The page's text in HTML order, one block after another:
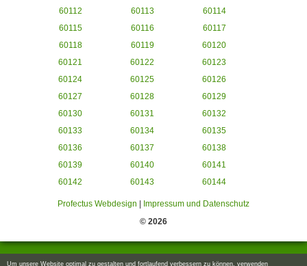
60112
60113
60114
60115
60116
60117
60118
60119
60120
60121
60122
60123
60124
60125
60126
60127
60128
60129
60130
60131
60132
60133
60134
60135
60136
60137
60138
60139
60140
60141
60142
60143 60144
Profectus Webdesign
Impressum und Datenschutz
© 2026
Um unsere Website optimal zu gestalten und fortlaufend verbessern zu können, verwenden